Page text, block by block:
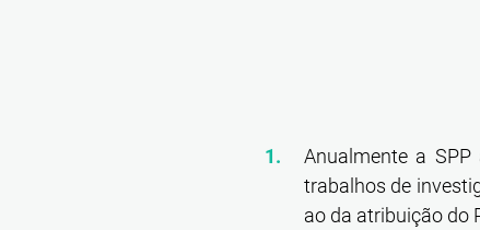
Anualmente a
trabalhos de
ao da atribuição do